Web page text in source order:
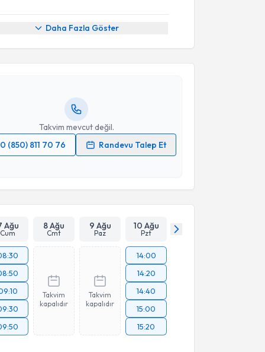
Daha Fazla Göster
Takvim mevcut değil.
0 (850) 811 70 76
Randevu Talep Et
Talebi
kabul ediyorum.
Takvim Talebini Gönder
Ağu
Cum
8 Ağu
Cmt
9 Ağu
Paz
10 Ağu
Pzt
Takvim
kapalıdır
Takvim
kapalıdır
14:00
14:20
14:40
15:00
15:20